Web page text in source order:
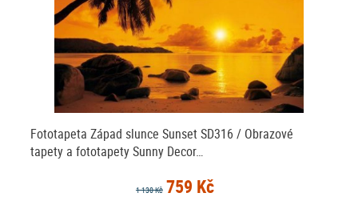
Fototapeta Západ slunce Sunset SD316 / Obrazové
tapety a fototapety Sunny Decor…
1 130 Kč 759 Kč